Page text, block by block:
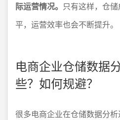
际运营情况。 只有这样，仓
平，运营效率也会不断提升。
电商企业仓储数据
些？如何规避？
很多电商企业在仓储数据分